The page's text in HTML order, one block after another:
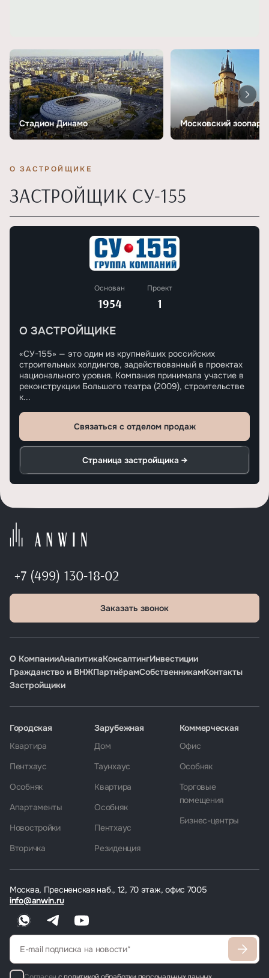
Стадион Динамо Московский зоопарк
О ЗАСТРОЙЩИКЕ
ЗАСТРОЙЩИК СУ-155
Основан
1954
Проект
1
О ЗАСТРОЙЩИКЕ
«СУ-155» — это один из крупнейших российских
строительных холдингов, задействованный в проектах
национального уровня. Компания принимала участие в
реконструкции Большого театра (2009), строительстве
к...
Связаться с отделом продаж
Страница застройщика →
+7 (499) 130-18-02
Заказать звонок
О КомпанииАналитикаКонсалтингИнвестиции
Гражданство и ВНЖПартнёрамСобственникамКонтакты
Застройщики
Москва, Пресненская наб., 12, 70 этаж, офис 7005
info@anwin.ru
Городская
Квартира
Пентхаус
Особняк
Апартаменты
Новостройки
Вторичка
Зарубежная
Дом
Таунхаус
Квартира
Особняк
Пентхаус
Резиденция
Коммерческая
Офис
Особняк
Торговые
помещения
Бизнес-центры